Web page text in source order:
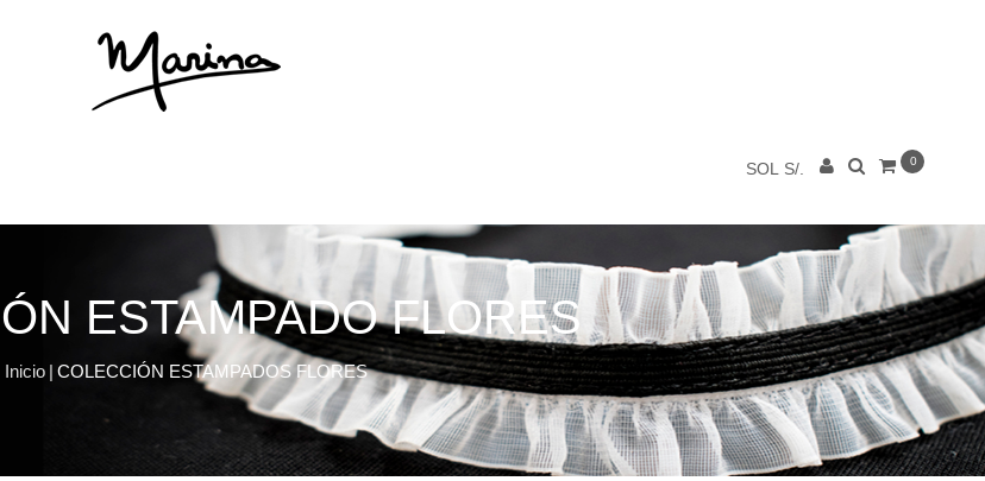
SOL S/. 0
ESTAMPADO FLORES
Inicio | COLECCIÓN ESTAMPADOS FLORES